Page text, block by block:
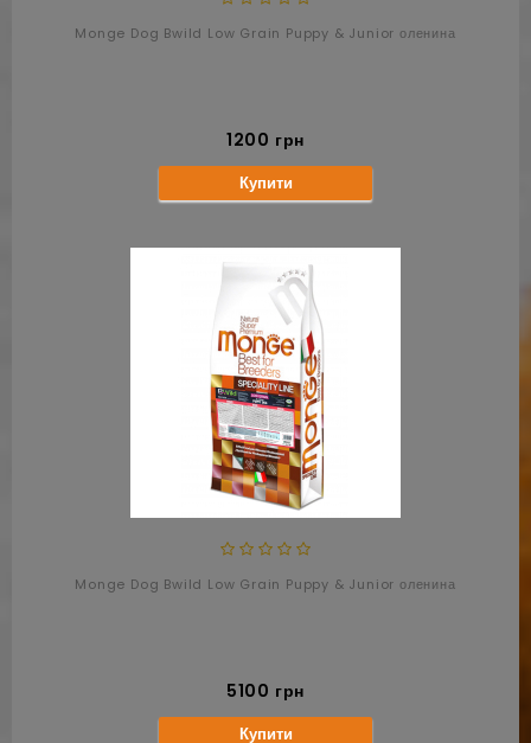
Monge Dog Bwild Low Grain Puppy & Junior оленина
1200 грн
Купити
Monge Dog Bwild Low Grain Puppy & Junior оленина
5100 грн
Купити